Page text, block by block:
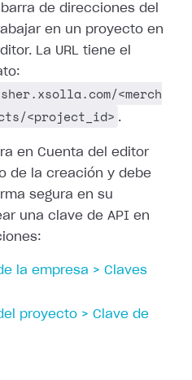
barra de direcciones del
en un proyecto en
La URL tiene el
<merch
<project_id> .
en Cuenta del editor
de la creación y debe
segura en su
una clave de API en
la empresa > Claves
proyecto > Clave de